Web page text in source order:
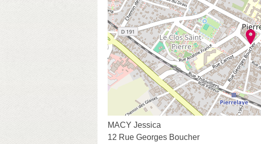
MACY Jessica
12 Rue Georges Boucher